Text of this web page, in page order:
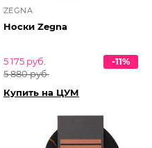
ZEGNA
Носки Zegna
5 175 руб.
5 880 руб.
-11%
Купить на ЦУМ